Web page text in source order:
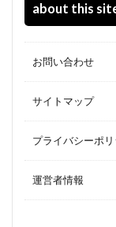
about this
お問い合わせ
サイトマップ
プライバシーポ
運営者情報